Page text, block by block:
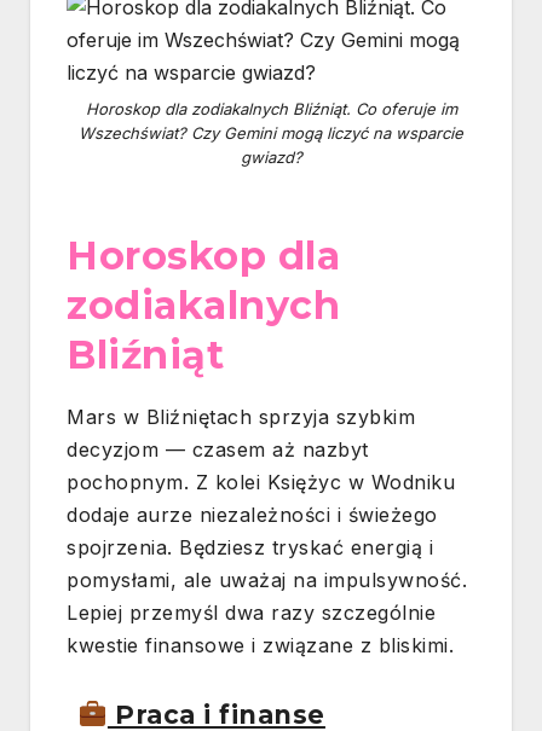
Horoskop dla zodiakalnych Bliźniąt. Co oferuje im
Wszechświat? Czy Gemini mogą liczyć na wsparcie
gwiazd?
Horoskop dla
zodiakalnych
Bliźniąt
Mars w Bliźniętach sprzyja szybkim
decyzjom — czasem aż nazbyt
pochopnym. Z kolei Księżyc w Wodniku
dodaje aurze niezależności i świeżego
spojrzenia. Będziesz tryskać energią i
pomysłami, ale uważaj na impulsywność.
Lepiej przemyśl dwa razy szczególnie
kwestie finansowe i związane z bliskimi.
Praca i finanse